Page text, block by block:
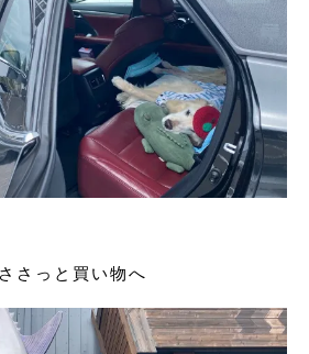
さっと買い物へ